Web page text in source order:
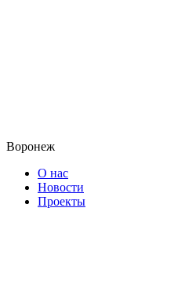
Воронеж
О нас
Новости
Проекты